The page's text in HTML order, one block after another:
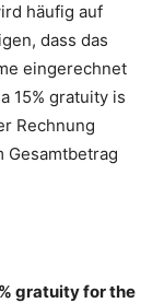
häufig auf
dass das
eingerechnet
15% gratuity is
Rechnung
Gesamtbetrag
gratuity for the